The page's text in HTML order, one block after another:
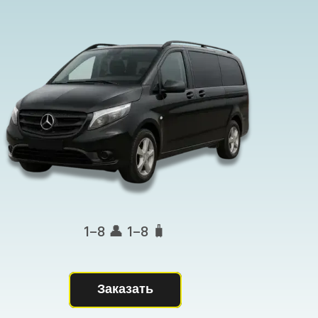
1–8 👤 1–8 🧳
Заказать